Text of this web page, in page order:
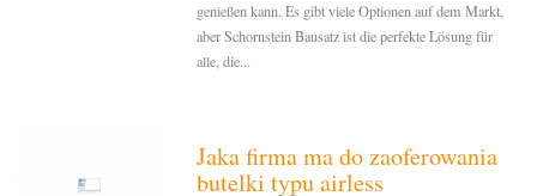
genießen kann. Es gibt viele Optionen auf dem Markt,
aber Schornstein Bausatz ist die perfekte Lösung für
alle, die...
Jaka firma ma do zaoferowania
butelki typu airless